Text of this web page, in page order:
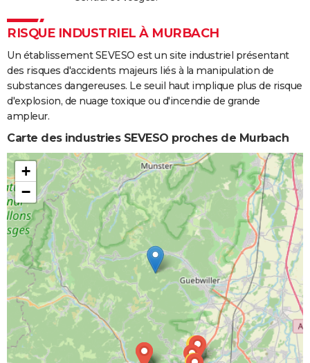
RISQUE INDUSTRIEL À MURBACH
Un établissement SEVESO est un site industriel présentant
des risques d'accidents majeurs liés à la manipulation de
substances dangereuses. Le seuil haut implique plus de risque
d'explosion, de nuage toxique ou d'incendie de grande
ampleur.
Carte des industries SEVESO proches de Murbach
+
−